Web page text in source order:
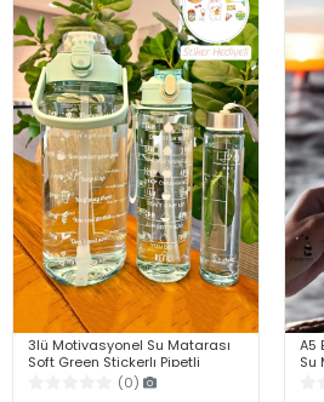
3lü Motivasyonel Su Matarası
Soft Green Stickerlı Pipetli
Taşınabilir Sızdırmaz Su Şişesi
(0)
A5
Su